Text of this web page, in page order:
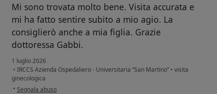
Mi sono trovata molto bene. Visita accurata e
mi ha fatto sentire subito a mio agio. La
consiglierò anche a mia figlia. Grazie
dottoressa Gabbi.
1 luglio 2026
• IRCCS Azienda Ospedaliero - Universitaria “San Martino” • visita
ginecologica
• secondo l'opinione dell'utente Maria C.
Segnala abuso